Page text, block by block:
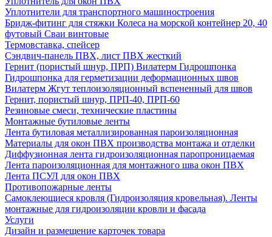
Уплотнители для транспортного машиностроения
Бридж-фитинг для стяжки Колеса на морской контейнер 20, 40
футовый Сваи винтовые
Термовставка, спейсер
Сэндвич-панель ПВХ, лист ПВХ жесткий
Гернит (пористый шнур, ПРП) Вилатерм Гидрошпонка
Гидрошпонка для герметизации деформационных швов
Вилатерм Жгут теплоизоляционный вспененный для швов
Гернит, пористый шнур, ПРП-40, ПРП-60
Резиновые смеси, технические пластины
Монтажные бутиловые ленты
Лента бутиловая металлизированная пароизоляционная
Материалы для окон ПВХ производства монтажа и отделки
Диффузионная лента гидроизоляционная паропроницаемая
Лента пароизоляционная для монтажного шва окон ПВХ
Лента ПСУЛ для окон ПВХ
Противопожарные ленты
Самоклеющиеся кровля (Гидроизоляция кровельная). Ленты
монтажные для гидроизоляции кровли и фасада
Услуги
Дизайн и размещение карточек товара